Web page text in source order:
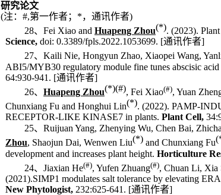
研究论文
(注： #,第一作者； *，通讯作者)
28、 Fei Xiao and Huapeng Zhou(*). (2023).
Science, doi: 0.3389/fpls.2022.1053699. [通讯作者]
27、 Kaili Nie, Hongyun Zhao, Xiaopei Wang,
ABI5/MYB30 regulatory module fine tunes abscisic
64:930-941. [通讯作者]
26、 Huapeng Zhou(*)(#), Fei Xiao(#), Yuan
Chunxiang Fu and Honghui Lin(*). (2022). PAMP-
RECEPTOR-LIKE KINASE7 in plants. Plant Cell,
25、 Ruijuan Yang, Zhenying Wu, Chen Bai,
Zhou, Shaojun Dai, Wenwen Liu(*) and Chunxiang Fu
development and increases plant height. Horticulture
24、 Jiaxian He(#), Yufen Zhuang(#), Chuan Li, Xia
(2021).SIMP1 modulates salt tolerance by elevating
New Phytologist, 232:625-641. [通讯作者]